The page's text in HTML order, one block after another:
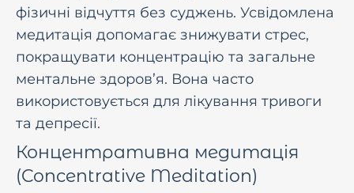
фізичні відчуття без суджень. Усвідомлена
медитація допомагає знижувати стрес,
покращувати концентрацію та загальне
ментальне здоров’я. Вона часто
використовується для лікування тривоги
та депресії.
Концентративна медитація
(Concentrative Meditation)